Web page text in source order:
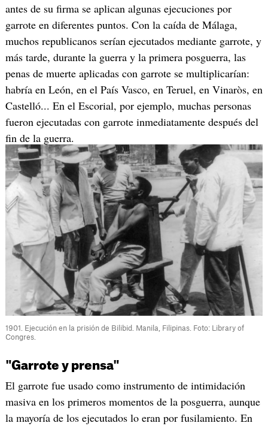
antes de su firma se aplican algunas ejecuciones por
garrote en diferentes puntos. Con la caída de Málaga,
muchos republicanos serían ejecutados mediante garrote, y
más tarde, durante la guerra y la primera posguerra, las
penas de muerte aplicadas con garrote se multiplicarían:
habría en León, en el País Vasco, en Teruel, en Vinaròs, en
Castelló... En el Escorial, por ejemplo, muchas personas
fueron ejecutadas con garrote inmediatamente después del
fin de la guerra.
1901. Ejecución en la prisión de Bilibid. Manila, Filipinas. Foto: Library of
Congres.
"Garrote y prensa"
El garrote fue usado como instrumento de intimidación
masiva en los primeros momentos de la posguerra, aunque
la mayoría de los ejecutados lo eran por fusilamiento. En